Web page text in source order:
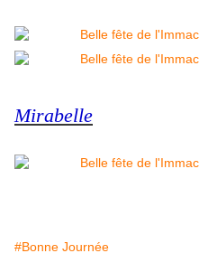
Mirabelle
#Bonne Journée